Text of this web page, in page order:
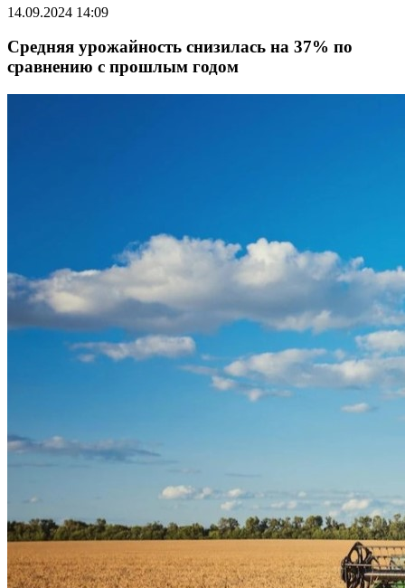
14.09.2024 14:09
Средняя урожайность снизилась на 37% по
сравнению с прошлым годом